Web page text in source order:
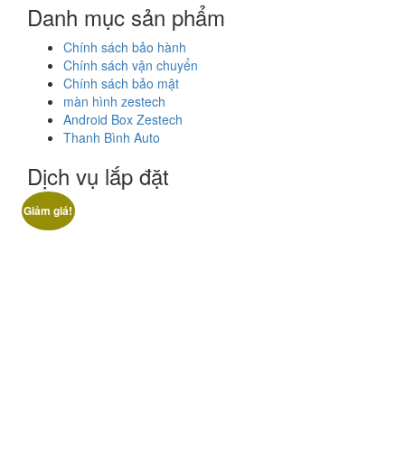
Danh mục sản phẩm
Chính sách bảo hành
Chính sách vận chuyển
Chính sách bảo mật
màn hình zestech
Android Box Zestech
Thanh Bình Auto
Dịch vụ lắp đặt
Giảm giá!